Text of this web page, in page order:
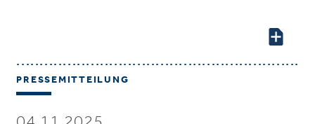
PRESSEMITTEILUNG